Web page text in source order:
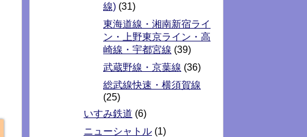
線) (31)
東海道線・湘南新宿ライ
ン・上野東京ライン・高
崎線・宇都宮線 (39)
武蔵野線・京葉線 (36)
総武線快速・横須賀線
(25)
いすみ鉄道 (6)
ニューシャトル (1)